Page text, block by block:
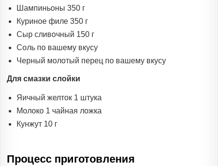
Шампиньоны 350 г
Куриное филе 350 г
Сыр сливочный 150 г
Соль по вашему вкусу
Черный молотый перец по вашему вкусу
Для смазки слойки
Яичный желток 1 штука
Молоко 1 чайная ложка
Кунжут 10 г
Процесс приготовления